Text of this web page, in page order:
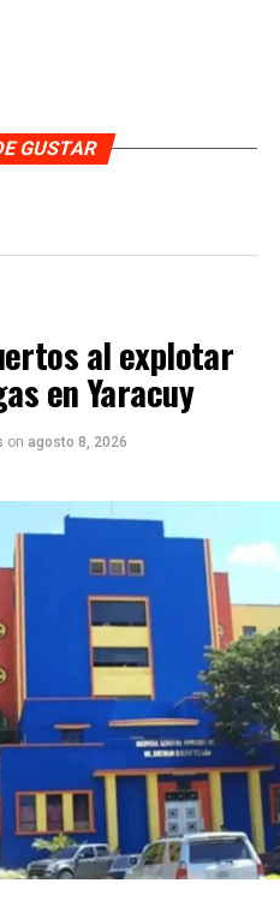
GUSTAR
al explotar
en Yaracuy
on agosto 8, 2026